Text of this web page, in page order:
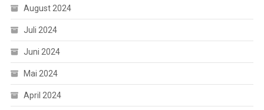
August 2024
Juli 2024
Juni 2024
Mai 2024
April 2024